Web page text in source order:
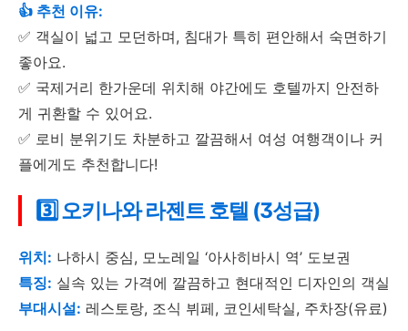
👍 추천 이유:
✅ 객실이 넓고 모던하며, 침대가 특히 편안해서 숙면하기
좋아요.
✅ 국제거리 한가운데 위치해 야간에도 호텔까지 안전하
게 귀환할 수 있어요.
✅ 로비 분위기도 차분하고 깔끔해서 여성 여행객이나 커
플에게도 추천합니다!
3️⃣ 오키나와 라젠트 호텔 (3성급)
위치: 나하시 중심, 모노레일 ‘아사히바시 역’ 도보권
특징: 실속 있는 가격에 깔끔하고 현대적인 디자인의 객실
부대시설: 레스토랑, 조식 뷔페, 코인세탁실, 주차장(유료)